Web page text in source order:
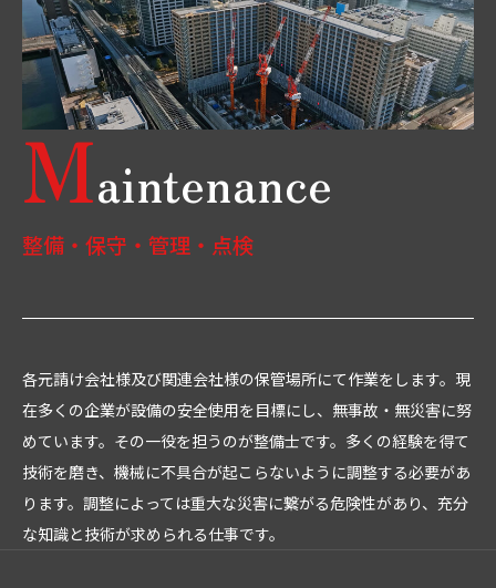
Maintenance
整備・保守・管理・点検
各元請け会社様及び関連会社様の保管場所にて作業をします。現
在多くの企業が設備の安全使用を目標にし、無事故・無災害に努
めています。その一役を担うのが整備士です。多くの経験を得て
技術を磨き、機械に不具合が起こらないように調整する必要があ
ります。調整によっては重大な災害に繋がる危険性があり、充分
な知識と技術が求められる仕事です。